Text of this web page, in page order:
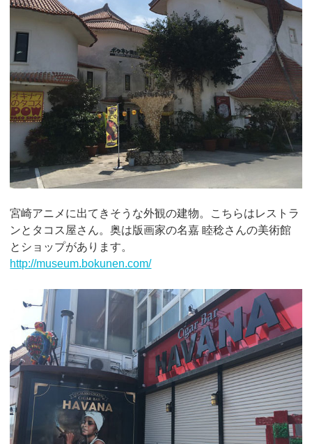
宮崎アニメに出てきそうな外観の建物。こちらはレストラ
ンとタコス屋さん。奥は版画家の名嘉 睦稔さんの美術館
とショップがあります。
http://museum.bokunen.com/